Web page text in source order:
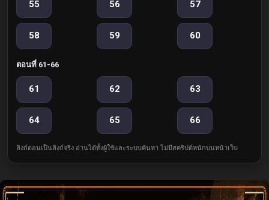
55 56 57
58 59 60
ตอนที่ 61-66
61 62 63
64 65 66
ลิงก์ตอนเป็นลิงก์จริง อ่านได้ทั้งผู้ใช้และระบบค้นหา ไม่มีสคริปต์หนักบนหน้าเว็บ